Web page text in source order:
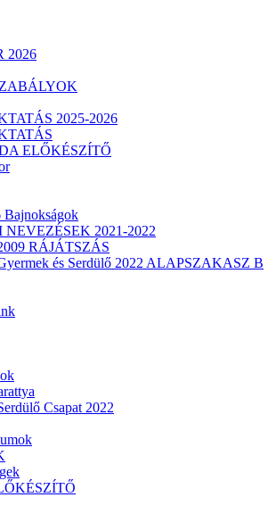
2026
2025-2026
ELŐKÉSZÍTŐ
Bajnokságok
2021-2022
RÁJÁTSZÁS
és Serdülő 2022 ALAPSZAKASZ B
Csapat 2022